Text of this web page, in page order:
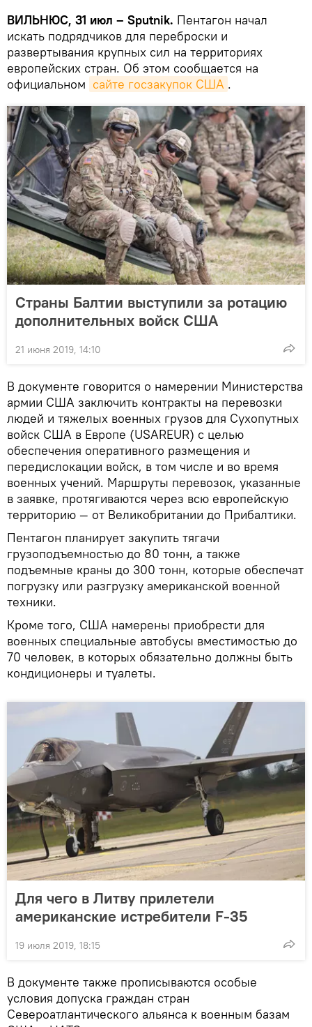
ВИЛЬНЮС, 31 июл – Sputnik. Пентагон начал
искать подрядчиков для переброски и
развертывания крупных сил на территориях
европейских стран. Об этом сообщается на
официальном сайте госзакупок США .
Страны Балтии выступили за ротацию
дополнительных войск США
21 июня 2019, 14:10
В документе говорится о намерении Министерства
армии США заключить контракты на перевозки
людей и тяжелых военных грузов для Сухопутных
войск США в Европе (USAREUR) с целью
обеспечения оперативного размещения и
передислокации войск, в том числе и во время
военных учений. Маршруты перевозок, указанные
в заявке, протягиваются через всю европейскую
территорию — от Великобритании до Прибалтики.
Пентагон планирует закупить тягачи
грузоподъемностью до 80 тонн, а также
подъемные краны до 300 тонн, которые обеспечат
погрузку или разгрузку американской военной
техники.
Кроме того, США намерены приобрести для
военных специальные автобусы вместимостью до
70 человек, в которых обязательно должны быть
кондиционеры и туалеты.
Для чего в Литву прилетели
американские истребители F-35
19 июля 2019, 18:15
В документе также прописываются особые
условия допуска граждан стран
Североатлантического альянса к военным базам